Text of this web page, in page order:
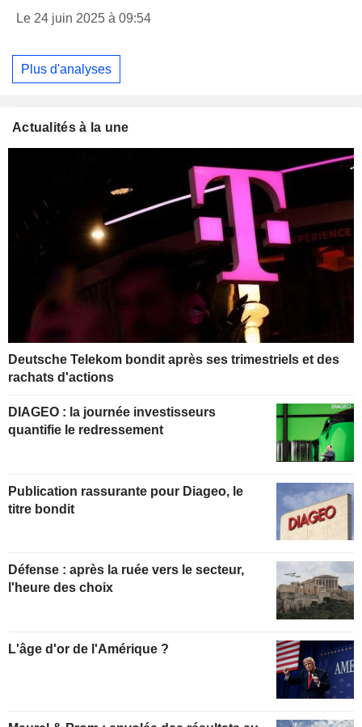
Le 24 juin 2025 à 09:54
Plus d'analyses
Actualités à la une
Deutsche Telekom bondit après ses trimestriels et des
rachats d'actions
DIAGEO : la journée investisseurs
quantifie le redressement
Publication rassurante pour Diageo, le
titre bondit
Défense : après la ruée vers le secteur,
l'heure des choix
L'âge d'or de l'Amérique ?